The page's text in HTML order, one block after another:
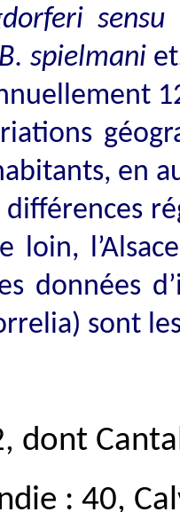
spielmani et
en
loin,
données
sont
dont
: 40,